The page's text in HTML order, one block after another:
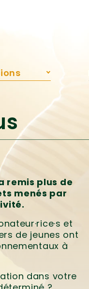
Samare
remis plus de
menés par
et
de jeunes ont
à
dans votre